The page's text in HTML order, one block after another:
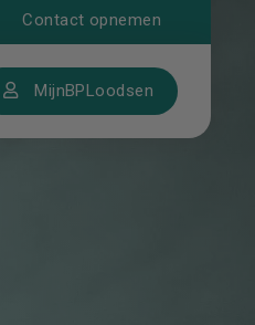
Contact opnemen
MijnBPLoodsen